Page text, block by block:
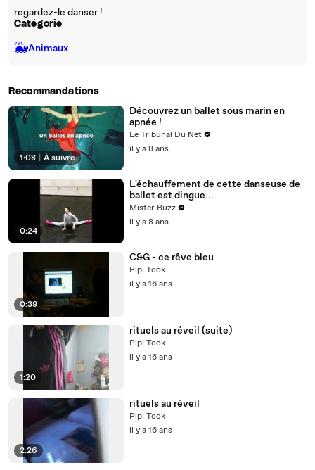
regardez-le danser !
Catégorie
🐳Animaux
Recommandations
1:08 À suivre
Découvrez un ballet sous marin en
apnée !
Le Tribunal Du Net
il y a 8 ans
0:24
L'échauffement de cette danseuse de
ballet est dingue...
Mister Buzz
il y a 8 ans
0:39
C&G - ce rêve bleu
Pipi Took
il y a 16 ans
1:20
rituels au réveil (suite)
Pipi Took
il y a 16 ans
2:26
rituels au réveil
Pipi Took
il y a 16 ans